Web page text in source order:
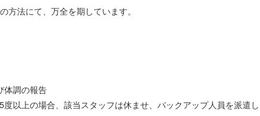
方法にて、万全を期しています。
体調の報告
以上の場合、該当スタッフは休ませ、バックアップ人員を派遣し